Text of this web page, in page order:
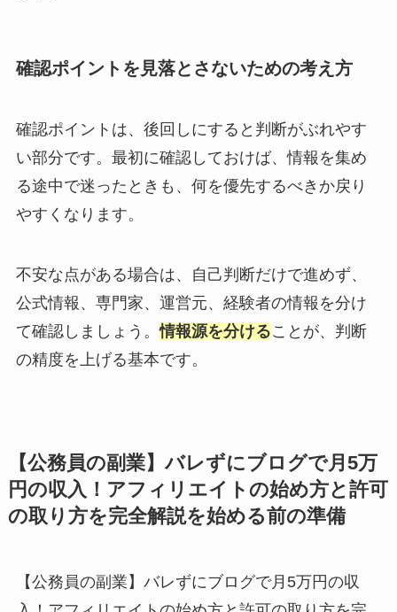
確認ポイントを見落とさないための考え方
確認ポイントは、後回しにすると判断がぶれやす
い部分です。最初に確認しておけば、情報を集め
る途中で迷ったときも、何を優先するべきか戻り
やすくなります。
不安な点がある場合は、自己判断だけで進めず、
公式情報、専門家、運営元、経験者の情報を分け
て確認しましょう。情報源を分けることが、判断
の精度を上げる基本です。
【公務員の副業】バレずにブログで月5万
円の収入！アフィリエイトの始め方と許可
の取り方を完全解説を始める前の準備
【公務員の副業】バレずにブログで月5万円の収